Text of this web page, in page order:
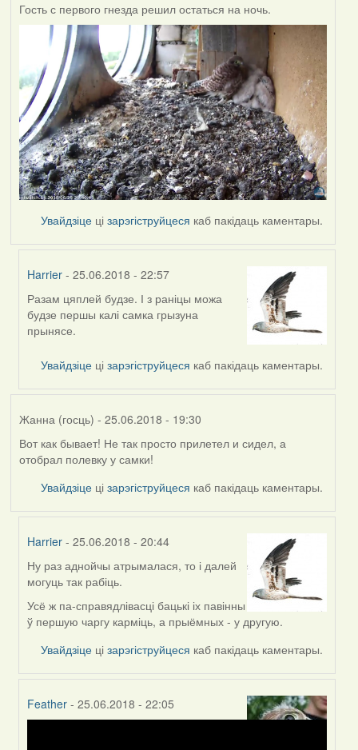
Гость с первого гнезда решил остаться на ночь.
Увайдзіце цізарэгіструйцеся каб пакідаць каментары.
Harrier - 25.06.2018 - 22:57
In
reply
to
Дарья
Разам цяплей будзе. І з раніцы можа
будзе першы калі самка грызуна
прынясе.
Увайдзіце цізарэгіструйцеся каб пакідаць каментары.
Жанна (госць) - 25.06.2018 - 19:30
Вот как бывает! Не так просто прилетел и сидел, а
отобрал полевку у самки!
Увайдзіце цізарэгіструйцеся каб пакідаць каментары.
Harrier - 25.06.2018 - 20:44
In
reply
to
by
(госць)
Ну раз аднойчы атрымалася, то і далей
могуць так рабіць.
Усё ж па-справядлівасці бацькі іх павінны
ў першую чаргу карміць, а прыёмных - у другую.
Увайдзіце цізарэгіструйцеся каб пакідаць каментары.
Feather - 25.06.2018 - 22:05